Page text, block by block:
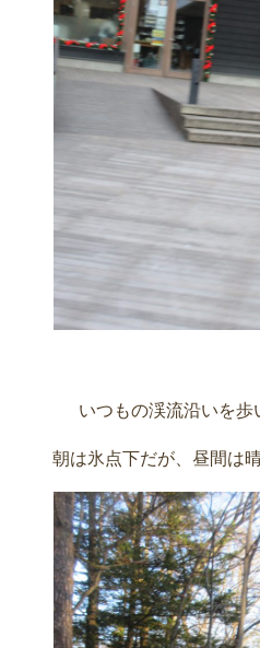
いつもの渓流沿いを歩
朝は氷点下だが、昼間は